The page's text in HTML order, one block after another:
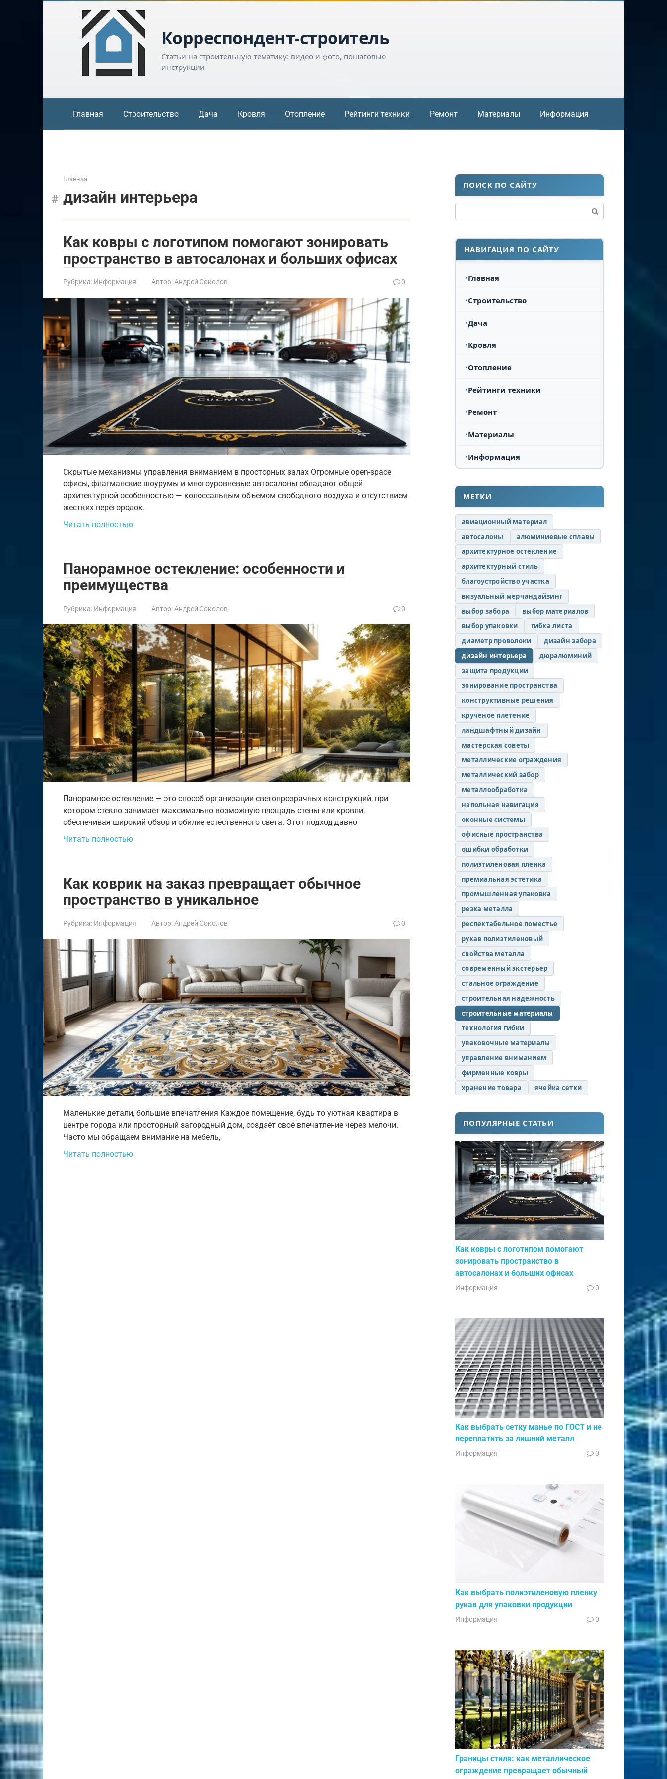
Корреспондент-строитель
Статьи на строительную тематику: видео и фото, пошаговые
инструкции
Главная Строительство Дача Кровля Отопление Рейтинги техники Ремонт Материалы Информация
Главная
дизайн интерьера
Как ковры с логотипом помогают зонировать
пространство в автосалонах и больших офисах
Рубрика: Информация Автор: Андрей Соколов 0
Скрытые механизмы управления вниманием в просторных залах Огромные open-space
офисы, флагманские шоурумы и многоуровневые автосалоны обладают общей
архитектурной особенностью — колоссальным объемом свободного воздуха и отсутствием
жестких перегородок.
Читать полностью
Панорамное остекление: особенности и
преимущества
Рубрика: Информация Автор: Андрей Соколов 0
Панорамное остекление — это способ организации светопрозрачных конструкций, при
котором стекло занимает максимально возможную площадь стены или кровли,
обеспечивая широкий обзор и обилие естественного света. Этот подход давно
Читать полностью
Как коврик на заказ превращает обычное
пространство в уникальное
Рубрика: Информация Автор:Андрей Соколов 0
Маленькие детали, большие впечатления Каждое помещение, будь то уютная квартира в
центре города или просторный загородный дом, создаёт своё впечатление через мелочи.
Часто мы обращаем внимание на мебель,
Читать полностью
ПОИСК ПО САЙТУ
НАВИГАЦИЯ ПО САЙТУ
Главная
Строительство
Дача
Кровля
Отопление
Рейтинги техники
Ремонт
Материалы
Информация
МЕТКИ
авиационный материал
автосалоны
алюминиевые сплавы
архитектурное остекление
архитектурный стиль
благоустройство участка
визуальный мерчандайзинг
выбор забора
выбор материалов
выбор упаковки
гибка листа
диаметр проволоки
дизайн забора
дизайн интерьера
дюралюминий
защита продукции
зонирование пространства
конструктивные решения
крученое плетение
ландшафтный дизайн
мастерская советы
металлические ограждения
металлический забор
металлообработка
напольная навигация
оконные системы
офисные пространства
ошибки обработки
полиэтиленовая пленка
премиальная эстетика
промышленная упаковка
резка металла
респектабельное поместье
рукав полиэтиленовый
свойства металла
современный экстерьер
стальное ограждение
строительная надежность
строительные материалы
технология гибки
упаковочные материалы
управление вниманием
фирменные ковры
хранение товара
ячейка сетки
ПОПУЛЯРНЫЕ СТАТЬИ
Как ковры с логотипом помогают
зонировать пространство в
автосалонах и больших офисах
Информация 0
Как выбрать сетку манье по ГОСТ и не
переплатить за лишний металл
Информация 0
Как выбрать полиэтиленовую пленку
рукав для упаковки продукции
Информация 0
Границы стиля: как металлическое
ограждение превращает обычный